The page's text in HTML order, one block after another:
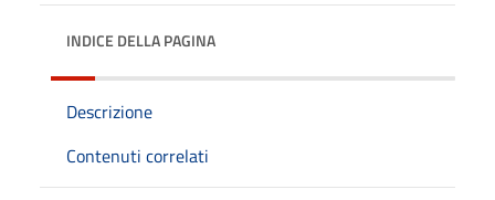
INDICE DELLA PAGINA
Descrizione
Contenuti correlati